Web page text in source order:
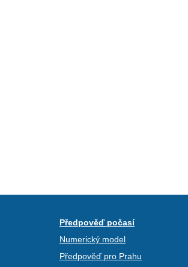
Předpověď počasí
Numerický model
Předpověď pro Prahu